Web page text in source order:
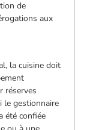
de
aux
la cuisine doit
réserves
le gestionnaire
été confiée